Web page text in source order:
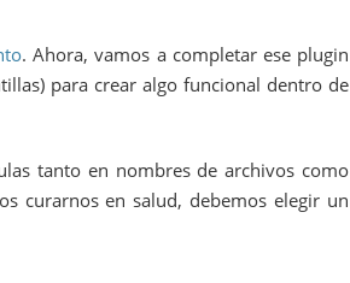
. Ahora, vamos a completar ese plugin
para crear algo funcional dentro de
tanto en nombres de archivos como
curarnos en salud, debemos elegir un